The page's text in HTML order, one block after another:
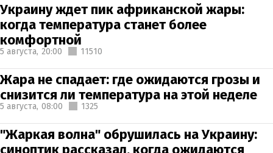
Украину ждет пик африканской жары:
когда температура станет более
комфортной
5 августа, 20:00 11510
Жара не спадает: где ожидаются грозы и
снизится ли температура на этой неделе
5 августа, 08:00 1325
"Жаркая волна" обрушилась на Украину:
синоптик рассказал, когда ожидаются